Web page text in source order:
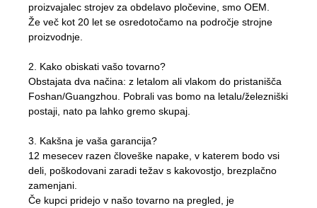
proizvajalec strojev za obdelavo pločevine, smo OEM.
Že več kot 20 let se osredotočamo na področje strojne
proizvodnje.
2. Kako obiskati vašo tovarno?
Obstajata dva načina: z letalom ali vlakom do pristanišča
Foshan/Guangzhou. Pobrali vas bomo na letalu/železniški
postaji, nato pa lahko gremo skupaj.
3. Kakšna je vaša garancija?
12 mesecev razen človeške napake, v katerem bodo vsi
deli, poškodovani zaradi težav s kakovostjo, brezplačno
zamenjani.
Če kupci pridejo v našo tovarno na pregled, je